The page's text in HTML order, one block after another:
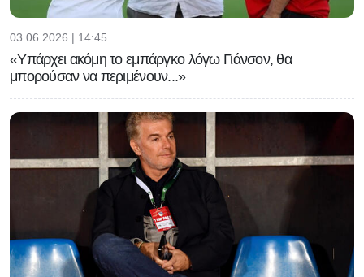
03.06.2026 | 14:45
«Υπάρχει ακόμη το εμπάργκο λόγω Γιάνσον, θα
μπορούσαν να περιμένουν...»